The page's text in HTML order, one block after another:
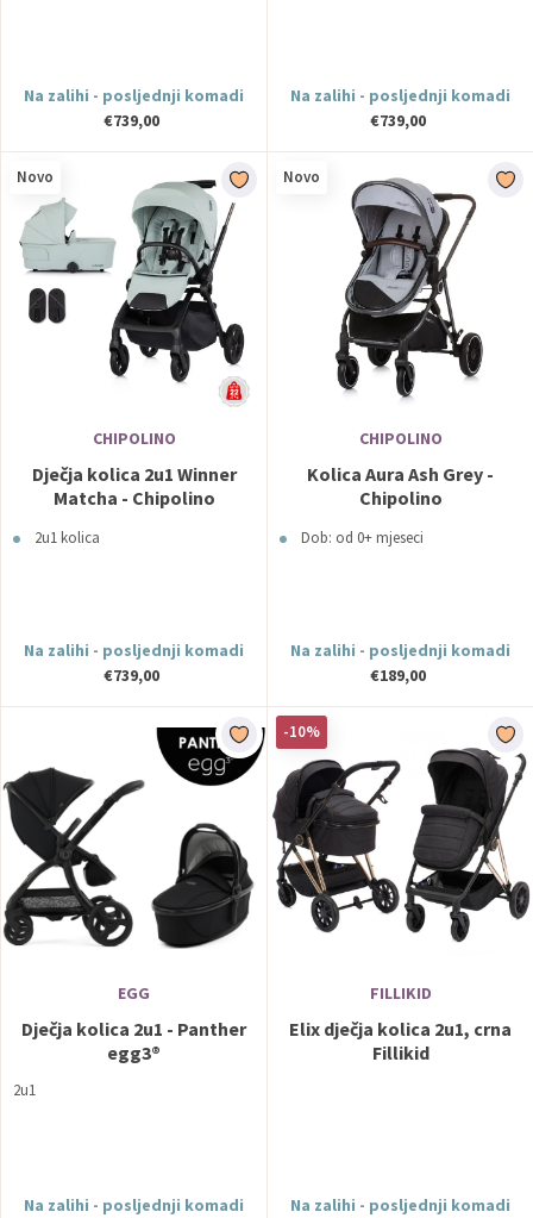
Na zalihi - posljednji komadi
€739,00
Na zalihi - posljednji komadi
€739,00
Novo
CHIPOLINO
Dječja kolica 2u1 Winner
Matcha - Chipolino
2u1 kolica
Na zalihi - posljednji komadi
€739,00
Novo
CHIPOLINO
Kolica Aura Ash Grey -
Chipolino
Dob: od 0+ mjeseci
Na zalihi - posljednji komadi
€189,00
EGG
Dječja kolica 2u1 - Panther
egg3®
2u1
Na zalihi - posljednji komadi
-10%
FILLIKID
Elix dječja kolica 2u1, crna
Fillikid
Na zalihi - posljednji komadi